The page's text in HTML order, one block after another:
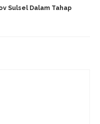
Sulsel Dalam Tahap